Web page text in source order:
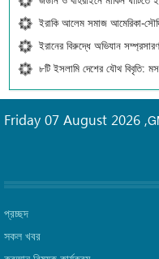
ইরাকি আলেম সমাজ আমেরিকা-সৌদি
ইরানের বিরুদ্ধে অভিযান
৮টি ইসলামি দেশের যৌথ বিবৃতি:
Friday 07 August 2026 ,
প্রচ্ছদ
সকল খবর